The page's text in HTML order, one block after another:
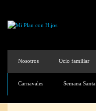
Nosotros Ocio familiar
Carnavales Semana Santa